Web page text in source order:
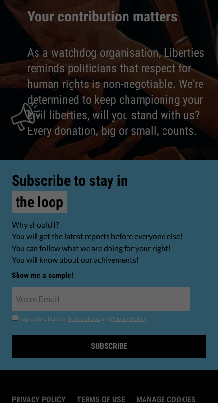
Your contribution matters
As a watchdog organisation, Liberties
reminds politicians that respect for
human rights is non-negotiable. We're
determined to keep championing your
civil liberties, will you stand with us?
Every donation, big or small, counts.
Subscribe to stay in
the loop
Why should I?
You will get the latest reports before everyone else!
You can follow what we are doing for your right!
You will know about our achivements!
Show me a sample!
I agree to Liberties' Terms of Use andPrivacy Policy.
SUBSCRIBE
PRIVACY POLICY TERMS OF USE MANAGE COOKIES